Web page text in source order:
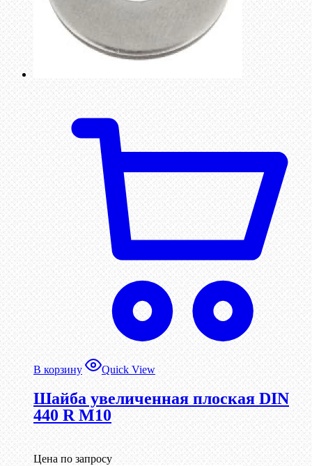
В корзину Quick View
Шайба увеличенная плоская DIN
440 R М10
Цена по запросу